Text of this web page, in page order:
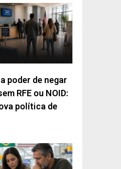
poder de negar
RFE ou NOID:
política de